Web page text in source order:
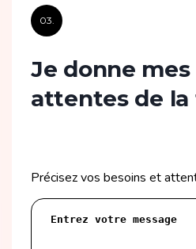
03.
Je donne
attentes de
Précisez vos besoins et